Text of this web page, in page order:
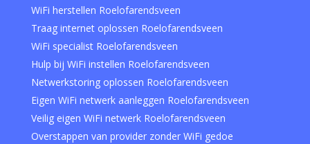
WiFi herstellen Roelofarendsveen
Traag internet oplossen Roelofarendsveen
WiFi specialist Roelofarendsveen
Hulp bij WiFi instellen Roelofarendsveen
Netwerkstoring oplossen Roelofarendsveen
Eigen WiFi netwerk aanleggen Roelofarendsveen
Veilig eigen WiFi netwerk Roelofarendsveen
Overstappen van provider zonder WiFi gedoe